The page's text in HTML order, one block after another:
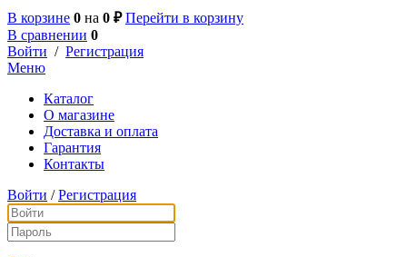
В корзине 0 на 0 ₽ Перейти в корзину
В сравнении 0
Войти / Регистрация
Меню
Каталог
О магазине
Доставка и оплата
Гарантия
Контакты
Войти / Регистрация